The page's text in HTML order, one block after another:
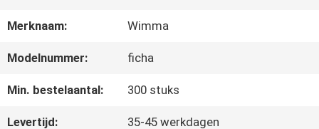
ONS
Merknaam: Wimma
Modelnummer: ficha
Min. bestelaantal: 300 stuks
Levertijd: 35-45 werkdagen